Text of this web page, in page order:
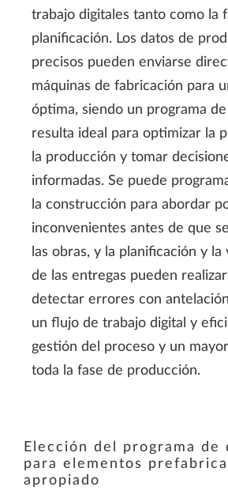
trabajo digitales tanto como la
planificación. Los datos de
precisos pueden enviarse
máquinas de fabricación para
óptima, siendo un programa
resulta ideal para optimizar la
la producción y tomar
informadas. Se puede
la construcción para abordar
inconvenientes antes de que
las obras, y la planificación y la
de las entregas pueden
detectar errores con
un flujo de trabajo digital y
gestión del proceso y un
toda la fase de producción.
Elección del programa de
para elementos
apropiado